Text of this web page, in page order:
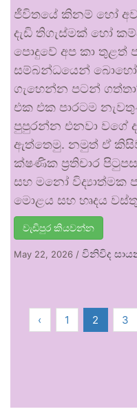
ජීවිතයේ කිනම් හෝ
දැඩි තිගැස්මක් හෝ
පොදුවේ අප කා තුළත්
සම්බන්ධයෙන් බොහෝ
ගැහෙන්න පටන්
එක එක පාරටම
පුපුරන්න එනවා වගේ
ඇත්තෙමු. නමුත් ඒ
ක්ෂණික ප්‍රතිචාර
සහ මනෝ විද්‍යාත්මක
මොළය සහ හෘදය
වැඩිපුර කියවන්න
May 22, 2026 / විනිවිද
‹ 1 2 3